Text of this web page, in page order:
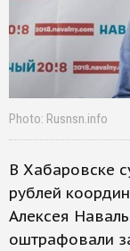
Photo: Rusnsn.info
В Хабаровске
рублей
Алексея
оштрафовали